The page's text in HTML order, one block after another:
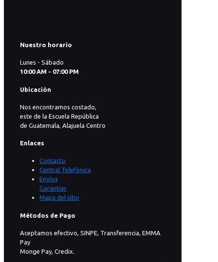
Nuestro horario
Lunes - Sábado
10:00 AM - 07:00 PM
Ubicación
Nos encontramos costado,
este de la Escuela República
de Guatemala, Alajuela Centro
Enlaces
Contacto
Central Telefónica
Envíos
Garantías
Mapa del sitio
Métodos de Pago
Aceptamos efectivo, SINPE, Transferencia, EMMA
Pay
Monge Pay, Credix.